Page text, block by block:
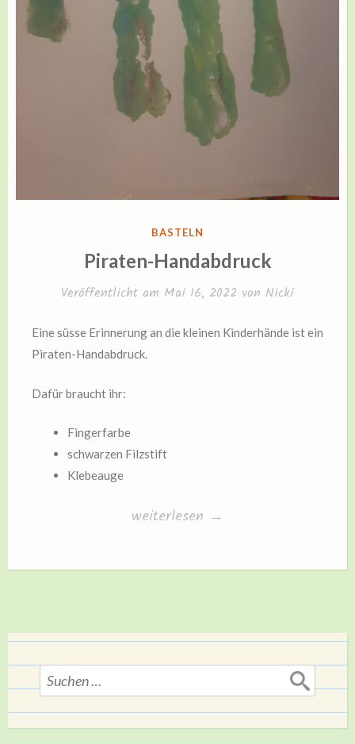
VERÖFFENTLICHT
BASTELN
Piraten-Handabdruck
Veröffentlicht am Mai 16, 2022 von Nicki
Eine süsse Erinnerung an die kleinen Kinderhände ist ein
Piraten-Handabdruck.
Dafür braucht ihr:
Fingerfarbe
schwarzen Filzstift
Klebeauge
„Piraten-
weiterlesen →
Suchen
nach: